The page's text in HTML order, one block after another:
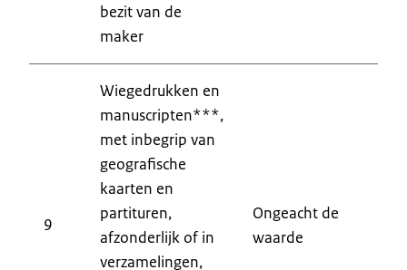
bezit van de
maker
9
Wiegedrukken en
manuscripten***,
met inbegrip van
geografische
kaarten en
partituren,
afzonderlijk of in
verzamelingen,
Ongeacht de
waarde